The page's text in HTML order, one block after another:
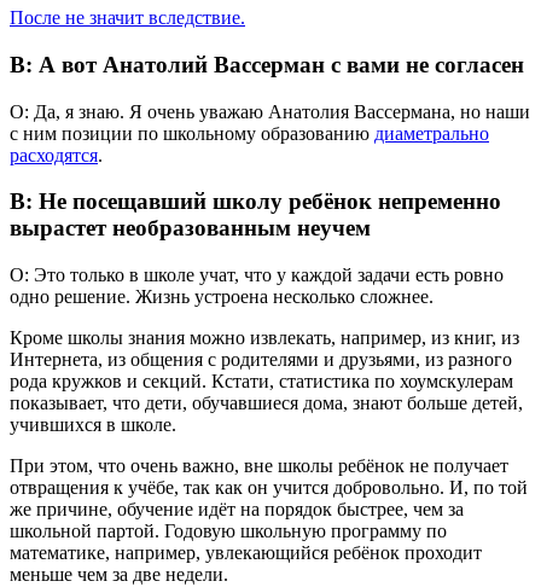
После не значит вследствие.
В: А вот Анатолий Вассерман с вами не согласен
О: Да, я знаю. Я очень уважаю Анатолия Вассермана, но наши
с ним позиции по школьному образованию диаметрально
расходятся.
В: Не посещавший школу ребёнок непременно
вырастет необразованным неучем
О: Это только в школе учат, что у каждой задачи есть ровно
одно решение. Жизнь устроена несколько сложнее.
Кроме школы знания можно извлекать, например, из книг, из
Интернета, из общения с родителями и друзьями, из разного
рода кружков и секций. Кстати, статистика по хоумскулерам
показывает, что дети, обучавшиеся дома, знают больше детей,
учившихся в школе.
При этом, что очень важно, вне школы ребёнок не получает
отвращения к учёбе, так как он учится добровольно. И, по той
же причине, обучение идёт на порядок быстрее, чем за
школьной партой. Годовую школьную программу по
математике, например, увлекающийся ребёнок проходит
меньше чем за две недели.